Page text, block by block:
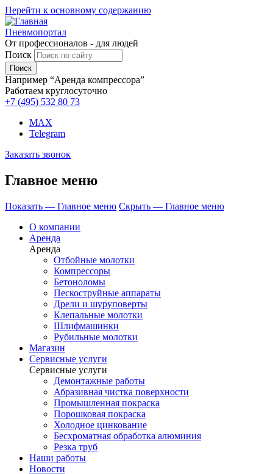
Перейти к основному содержанию
Пневмопортал
От профессионалов - для людей
Поиск
Например “Аренда компрессора”
Работаем круглосуточно
+7 (495) 532 80 73
MAX
Telegram
Заказать звонок
Главное меню
Показать — Главное меню Скрыть — Главное меню
О компании
Аренда
Аренда
Отбойные молотки
Компрессоры
Бетоноломы
Пескоструйные аппараты
Дрели и шуруповерты
Клепальные молотки
Шлифмашинки
Рубильные молотки
Магазин
Сервисные услуги
Сервисные услуги
Демонтажные работы
Абразивная чистка поверхности
Промышленная покраска
Порошковая покраска
Холодное цинкование
Бесхроматная обработка алюминия
Резка труб
Наши работы
Новости